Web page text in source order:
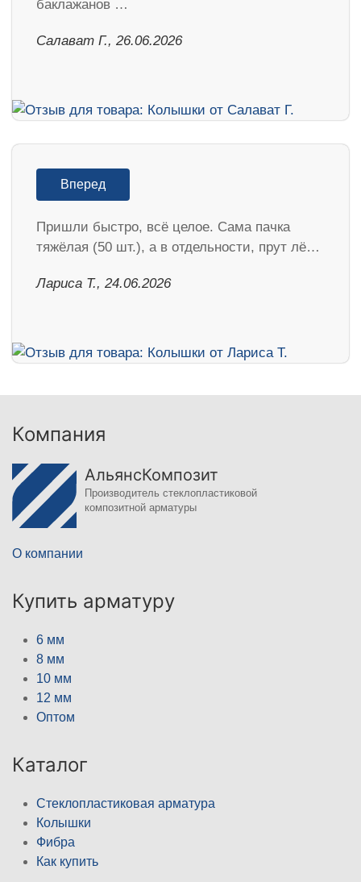
баклажанов …
Салават Г., 26.06.2026
Вперед
Пришли быстро, всё целое. Сама пачка
тяжёлая (50 шт.), а в отдельности, прут лё…
Лариса Т., 24.06.2026
Компания
АльянсКомпозит
Производитель стеклопластиковой
композитной арматуры
О компании
Купить арматуру
6 мм
8 мм
10 мм
12 мм
Оптом
Каталог
Стеклопластиковая арматура
Колышки
Фибра
Как купить